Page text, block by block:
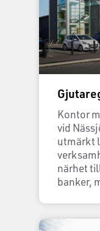
Kontor
vid
utmärkt
närhet
banker,